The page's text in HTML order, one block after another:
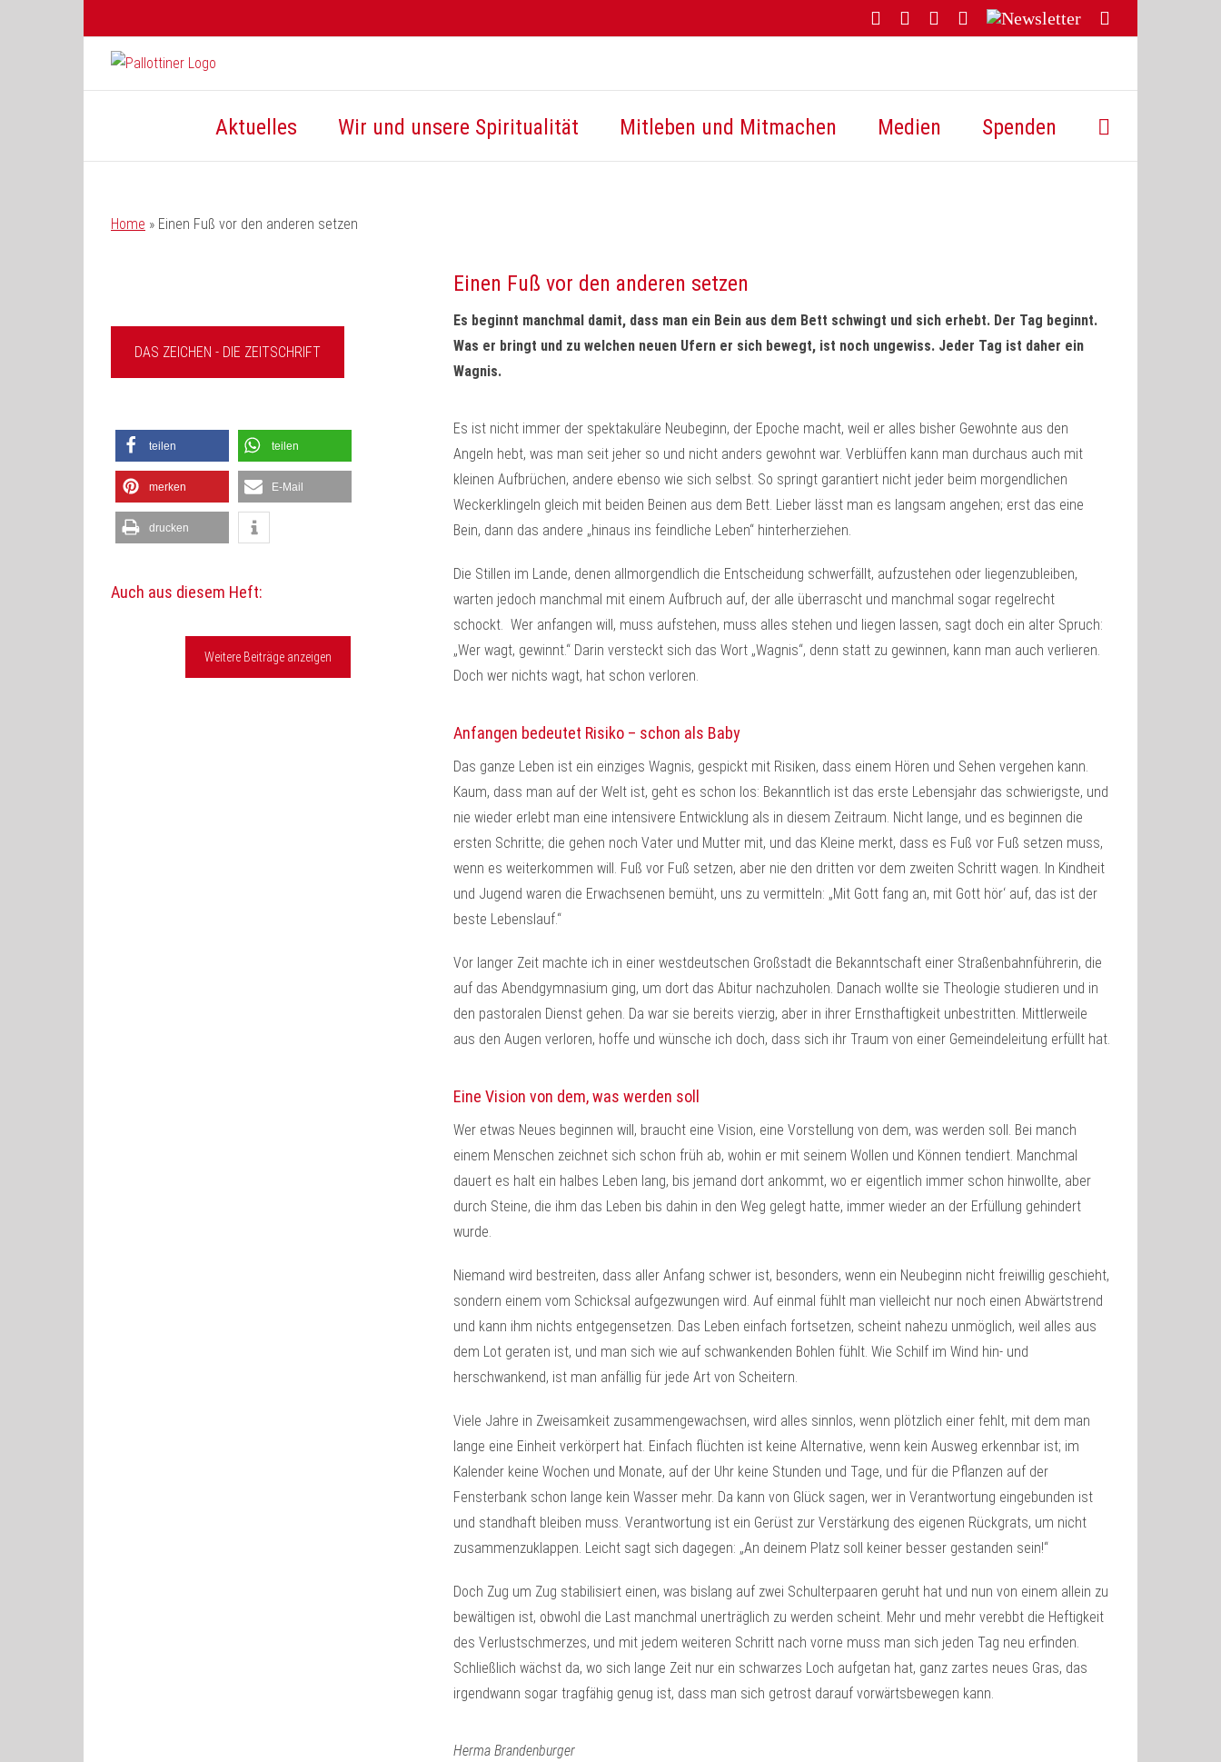
FacebookYouTubeInstagram
Threads
Newsletter
Mail
Aktuelles Wir und unsere Spiritualität Mitleben und Mitmachen Medien Spenden
Home » Einen Fuß vor den anderen setzen
DAS ZEICHEN - DIE ZEITSCHRIFT
teilen teilen
merken E-Mail
drucken
Auch aus diesem Heft:
Weitere Beiträge anzeigen
Einen Fuß vor den anderen setzen
Es beginnt manchmal damit, dass man ein Bein aus dem Bett schwingt und sich erhebt. Der Tag beginnt.
Was er bringt und zu welchen neuen Ufern er sich bewegt, ist noch ungewiss. Jeder Tag ist daher ein
Wagnis.
Es ist nicht immer der spektakuläre Neubeginn, der Epoche macht, weil er alles bisher Gewohnte aus den
Angeln hebt, was man seit jeher so und nicht anders gewohnt war. Verblüffen kann man durchaus auch mit
kleinen Aufbrüchen, andere ebenso wie sich selbst. So springt garantiert nicht jeder beim morgendlichen
Weckerklingeln gleich mit beiden Beinen aus dem Bett. Lieber lässt man es langsam angehen; erst das eine
Bein, dann das andere „hinaus ins feindliche Leben“ hinterherziehen.
Die Stillen im Lande, denen allmorgendlich die Entscheidung schwerfällt, aufzustehen oder liegenzubleiben,
warten jedoch manchmal mit einem Aufbruch auf, der alle überrascht und manchmal sogar regelrecht
schockt. Wer anfangen will, muss aufstehen, muss alles stehen und liegen lassen, sagt doch ein alter Spruch:
„Wer wagt, gewinnt.“ Darin versteckt sich das Wort „Wagnis“, denn statt zu gewinnen, kann man auch verlieren.
Doch wer nichts wagt, hat schon verloren.
Anfangen bedeutet Risiko – schon als Baby
Das ganze Leben ist ein einziges Wagnis, gespickt mit Risiken, dass einem Hören und Sehen vergehen kann.
Kaum, dass man auf der Welt ist, geht es schon los: Bekanntlich ist das erste Lebensjahr das schwierigste, und
nie wieder erlebt man eine intensivere Entwicklung als in diesem Zeitraum. Nicht lange, und es beginnen die
ersten Schritte; die gehen noch Vater und Mutter mit, und das Kleine merkt, dass es Fuß vor Fuß setzen muss,
wenn es weiterkommen will. Fuß vor Fuß setzen, aber nie den dritten vor dem zweiten Schritt wagen. In Kindheit
und Jugend waren die Erwachsenen bemüht, uns zu vermitteln: „Mit Gott fang an, mit Gott hör‘ auf, das ist der
beste Lebenslauf.“
Vor langer Zeit machte ich in einer westdeutschen Großstadt die Bekanntschaft einer Straßenbahnführerin, die
auf das Abendgymnasium ging, um dort das Abitur nachzuholen. Danach wollte sie Theologie studieren und in
den pastoralen Dienst gehen. Da war sie bereits vierzig, aber in ihrer Ernsthaftigkeit unbestritten. Mittlerweile
aus den Augen verloren, hoffe und wünsche ich doch, dass sich ihr Traum von einer Gemeindeleitung erfüllt hat.
Eine Vision von dem, was werden soll
Wer etwas Neues beginnen will, braucht eine Vision, eine Vorstellung von dem, was werden soll. Bei manch
einem Menschen zeichnet sich schon früh ab, wohin er mit seinem Wollen und Können tendiert. Manchmal
dauert es halt ein halbes Leben lang, bis jemand dort ankommt, wo er eigentlich immer schon hinwollte, aber
durch Steine, die ihm das Leben bis dahin in den Weg gelegt hatte, immer wieder an der Erfüllung gehindert
wurde.
Niemand wird bestreiten, dass aller Anfang schwer ist, besonders, wenn ein Neubeginn nicht freiwillig geschieht,
sondern einem vom Schicksal aufgezwungen wird. Auf einmal fühlt man vielleicht nur noch einen Abwärtstrend
und kann ihm nichts entgegensetzen. Das Leben einfach fortsetzen, scheint nahezu unmöglich, weil alles aus
dem Lot geraten ist, und man sich wie auf schwankenden Bohlen fühlt. Wie Schilf im Wind hin- und
herschwankend, ist man anfällig für jede Art von Scheitern.
Viele Jahre in Zweisamkeit zusammengewachsen, wird alles sinnlos, wenn plötzlich einer fehlt, mit dem man
lange eine Einheit verkörpert hat. Einfach flüchten ist keine Alternative, wenn kein Ausweg erkennbar ist; im
Kalender keine Wochen und Monate, auf der Uhr keine Stunden und Tage, und für die Pflanzen auf der
Fensterbank schon lange kein Wasser mehr. Da kann von Glück sagen, wer in Verantwortung eingebunden ist
und standhaft bleiben muss. Verantwortung ist ein Gerüst zur Verstärkung des eigenen Rückgrats, um nicht
zusammenzuklappen. Leicht sagt sich dagegen: „An deinem Platz soll keiner besser gestanden sein!“
Doch Zug um Zug stabilisiert einen, was bislang auf zwei Schulterpaaren geruht hat und nun von einem allein zu
bewältigen ist, obwohl die Last manchmal unerträglich zu werden scheint. Mehr und mehr verebbt die Heftigkeit
des Verlustschmerzes, und mit jedem weiteren Schritt nach vorne muss man sich jeden Tag neu erfinden.
Schließlich wächst da, wo sich lange Zeit nur ein schwarzes Loch aufgetan hat, ganz zartes neues Gras, das
irgendwann sogar tragfähig genug ist, dass man sich getrost darauf vorwärtsbewegen kann.
Herma Brandenburger